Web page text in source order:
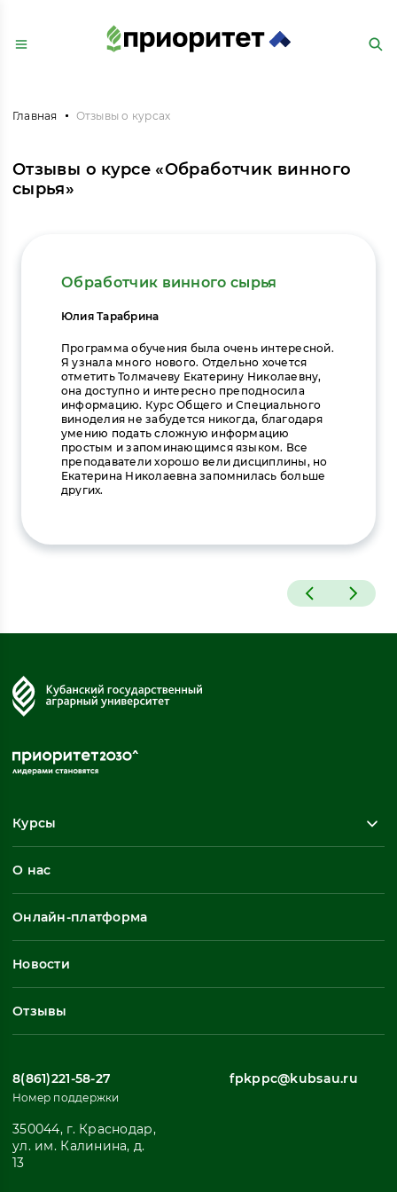
Главная Отзывы о курсах
Отзывы о курсе «Обработчик винного
сырья»
Обработчик винного сырья
Юлия Тарабрина
Программа обучения была очень интересной.
Я узнала много нового. Отдельно хочется
отметить Толмачеву Екатерину Николаевну,
она доступно и интересно преподносила
информацию. Курс Общего и Специального
виноделия не забудется никогда, благодаря
умению подать сложную информацию
простым и запоминающимся языком. Все
преподаватели хорошо вели дисциплины, но
Екатерина Николаевна запомнилась больше
других.
Курсы
Повышение квалификации
Профессиональная переподготовка
Профессиональное обучение
Все
О нас
Онлайн-платформа
Новости
Отзывы
8(861)221-58-27
Номер поддержки
fpkppc@kubsau.ru
350044, г. Краснодар,
ул. им. Калинина, д.
13